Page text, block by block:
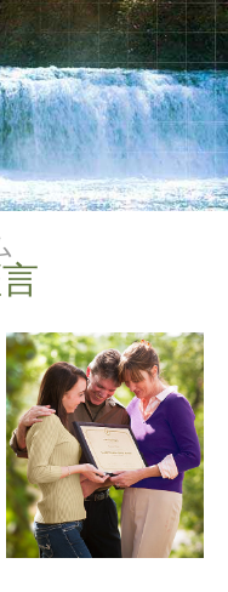
ヘブライ語
マジャール語
イタリア語
日本語
マケドニア語
ノルウェー語
ポルトガル語
ロシア語
スウェーデン語
中国語（繁体字）
アラビア語
ネパール語